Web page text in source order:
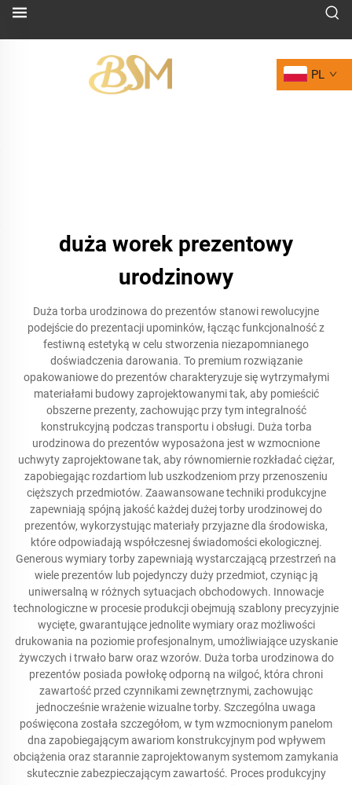
PL
duża worek prezentowy
urodzinowy
Duża torba urodzinowa do prezentów stanowi rewolucyjne
podejście do prezentacji upominków, łącząc funkcjonalność z
festiwną estetyką w celu stworzenia niezapomnianego
doświadczenia darowania. To premium rozwiązanie
opakowaniowe do prezentów charakteryzuje się wytrzymałymi
materiałami budowy zaprojektowanymi tak, aby pomieścić
obszerne prezenty, zachowując przy tym integralność
konstrukcyjną podczas transportu i obsługi. Duża torba
urodzinowa do prezentów wyposażona jest w wzmocnione
uchwyty zaprojektowane tak, aby równomiernie rozkładać ciężar,
zapobiegając rozdartiom lub uszkodzeniom przy przenoszeniu
cięższych przedmiotów. Zaawansowane techniki produkcyjne
zapewniają spójną jakość każdej dużej torby urodzinowej do
prezentów, wykorzystując materiały przyjazne dla środowiska,
które odpowiadają współczesnej świadomości ekologicznej.
Generous wymiary torby zapewniają wystarczającą przestrzeń na
wiele prezentów lub pojedynczy duży przedmiot, czyniąc ją
uniwersalną w różnych sytuacjach obchodowych. Innowacje
technologiczne w procesie produkcji obejmują szablony precyzyjnie
wycięte, gwarantujące jednolite wymiary oraz możliwości
drukowania na poziomie profesjonalnym, umożliwiające uzyskanie
żywczych i trwało barw oraz wzorów. Duża torba urodzinowa do
prezentów posiada powłokę odporną na wilgoć, która chroni
zawartość przed czynnikami zewnętrznymi, zachowując
jednocześnie wrażenie wizualne torby. Szczególna uwaga
poświęcona została szczegółom, w tym wzmocnionym panelom
dna zapobiegającym awariom konstrukcyjnym pod wpływem
obciążenia oraz starannie zaprojektowanym systemom zamykania
skutecznie zabezpieczającym zawartość. Proces produkcyjny